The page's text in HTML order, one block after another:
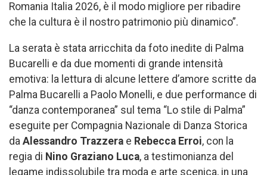
Romania Italia 2026, è il modo migliore per ribadire
che la cultura è il nostro patrimonio più dinamico”.
La serata è stata arricchita da foto inedite di Palma
Bucarelli e da due momenti di grande intensità
emotiva: la lettura di alcune lettere d’amore scritte da
Palma Bucarelli a Paolo Monelli, e due performance di
“danza contemporanea” sul tema “Lo stile di Palma”
eseguite per Compagnia Nazionale di Danza Storica
da Alessandro Trazzera e Rebecca Erroi, con la
regia di Nino Graziano Luca, a testimonianza del
legame indissolubile tra moda e arte scenica, in una